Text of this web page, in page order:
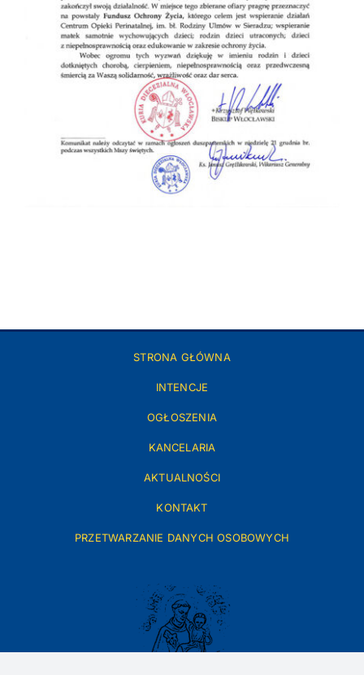
STRONA GŁÓWNA
INTENCJE
OGŁOSZENIA
KANCELARIA
AKTUALNOŚCI
KONTAKT
PRZETWARZANIE DANYCH OSOBOWYCH